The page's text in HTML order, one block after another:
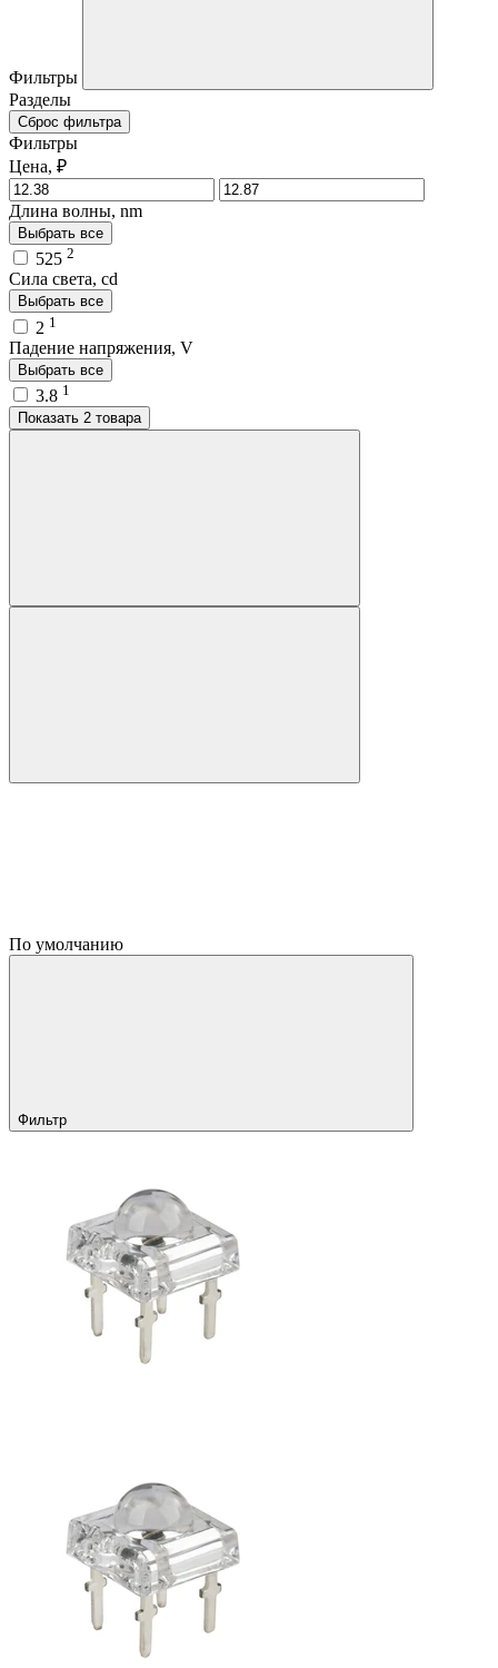
Фильтры
Разделы
Сброс фильтра
Фильтры
Цена, ₽
Длина волны, nm
Выбрать все
525 2
Сила света, cd
Выбрать все
2 1
Падение напряжения, V
Выбрать все
3.8 1
Показать 2 товара
По умолчанию
Фильтр